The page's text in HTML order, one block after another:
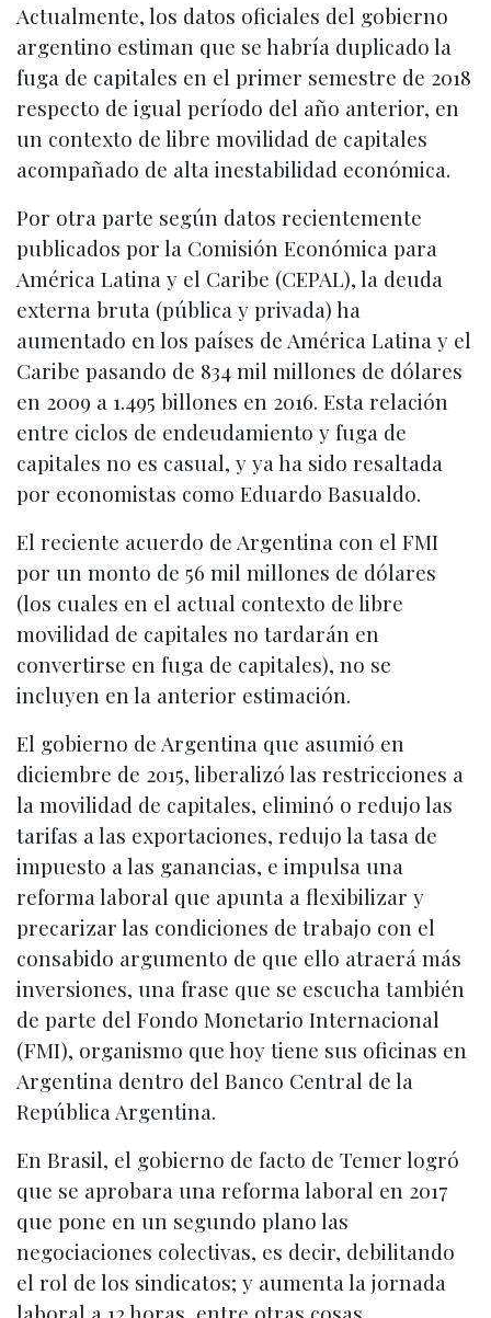
Actualmente, los datos oficiales del gobierno
argentino estiman que se habría duplicado la
fuga de capitales en el primer semestre de 2018
respecto de igual período del año anterior, en
un contexto de libre movilidad de capitales
acompañado de alta inestabilidad económica.
Por otra parte según datos recientemente
publicados por la Comisión Económica para
América Latina y el Caribe (CEPAL), la deuda
externa bruta (pública y privada) ha
aumentado en los países de América Latina y el
Caribe pasando de 834 mil millones de dólares
en 2009 a 1.495 billones en 2016. Esta relación
entre ciclos de endeudamiento y fuga de
capitales no es casual, y ya ha sido resaltada
por economistas como Eduardo Basualdo.
El reciente acuerdo de Argentina con el FMI
por un monto de 56 mil millones de dólares
(los cuales en el actual contexto de libre
movilidad de capitales no tardarán en
convertirse en fuga de capitales), no se
incluyen en la anterior estimación.
El gobierno de Argentina que asumió en
diciembre de 2015, liberalizó las restricciones a
la movilidad de capitales, eliminó o redujo las
tarifas a las exportaciones, redujo la tasa de
impuesto a las ganancias, e impulsa una
reforma laboral que apunta a flexibilizar y
precarizar las condiciones de trabajo con el
consabido argumento de que ello atraerá más
inversiones, una frase que se escucha también
de parte del Fondo Monetario Internacional
(FMI), organismo que hoy tiene sus oficinas en
Argentina dentro del Banco Central de la
República Argentina.
En Brasil, el gobierno de facto de Temer logró
que se aprobara una reforma laboral en 2017
que pone en un segundo plano las
negociaciones colectivas, es decir, debilitando
el rol de los sindicatos; y aumenta la jornada